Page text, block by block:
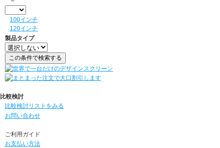
100インチ
120インチ
製品タイプ
比較検討
比較検討リストをみる
お問い合わせ
ご利用ガイド
お支払い方法